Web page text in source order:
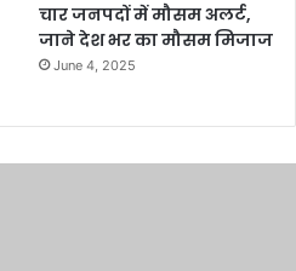
चार जनपदों में मौसम अलर्ट,
जाने देश भर का मौसम मिजाज
June 4, 2025